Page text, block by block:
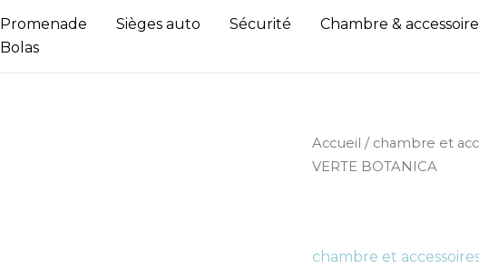
Promenade Sièges auto Sécurité Chambre &
Bolas
Accueil / chambre et
VERTE BOTANICA
chambre et
quantité
de
LANGE